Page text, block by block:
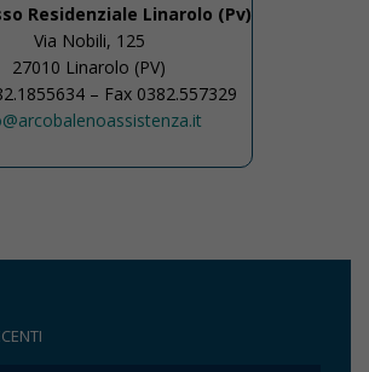
Residenziale Linarolo (Pv)
Via Nobili, 125
27010 Linarolo (PV)
– Fax 0382.557329